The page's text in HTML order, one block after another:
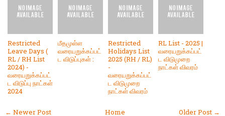
Restricted
Leave Days (
RL / RH List
2024) -
வரையறுக்கப்பட்
ட விடுப்பு நாட்கள்
2024
மீதமுள்ள
வரையறுக்கப்பட்
ட விடுப்புகள் :
Restricted
Holidays List
2025 (RH / RL)
-
வரையறுக்கப்பட்
ட விடுமுறை
நாட்கள் விவரம்
RL List - 2025 |
வரையறுக்கப்பட்
ட விடுமுறை
நாட்கள் விவரம்
← Newer Post Older Post →
Home